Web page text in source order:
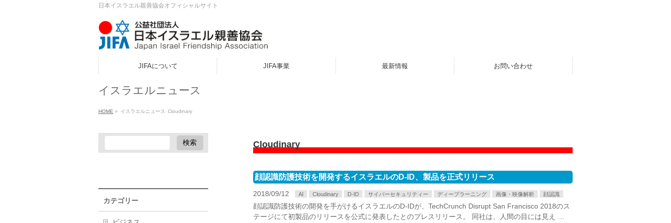
日本イスラエル親善協会オフィシャルサイト
JIFAについて JIFA事業 最新情報 お問い合わせ
イスラエルニュース
HOME » イスラエルニュース Cloudinary
Cloudinary
顔認識防護技術を開発するイスラエルのD-ID、製品を正式リリース
2018/09/12 AI Cloudinary D-ID サイバーセキュリティー ディープラーニング 画像・映像解析 顔認識
顔認識防護技術の開発を手がけるイスラエルのD-IDが、TechCrunch Disrupt San Francisco 2018のス
テージにて初製品のリリースを公式に発表したとのプレスリリース。 同社は、人間の目には見え …
カテゴリー